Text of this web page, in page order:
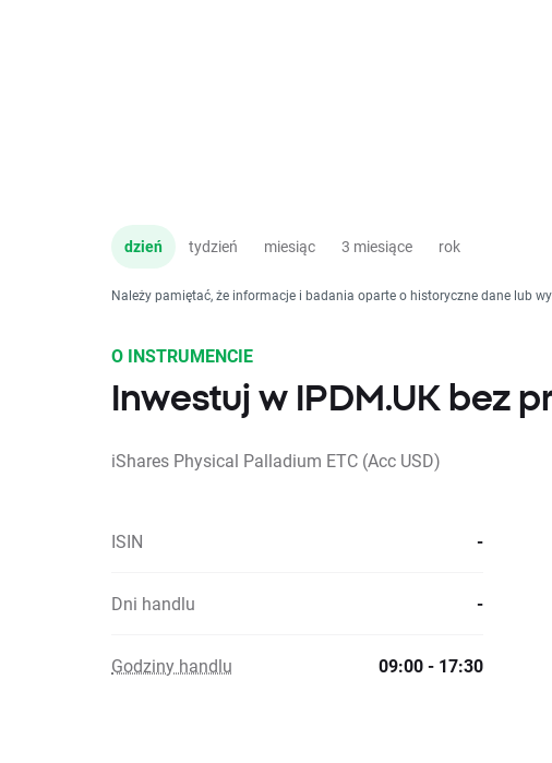
dzień tydzień miesiąc 3 miesiące rok
Należy pamiętać, że informacje i badania oparte o historyczne dane lub
O INSTRUMENCIE
Inwestuj w IPDM.UK bez
iShares Physical Palladium ETC (Acc USD)
ISIN -
Dni handlu -
Godziny handlu 09:00 - 17:30